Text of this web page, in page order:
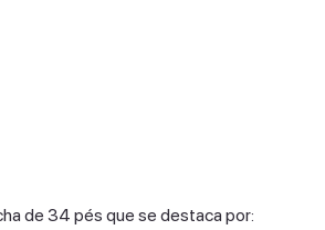
de 34 pés que se destaca por: